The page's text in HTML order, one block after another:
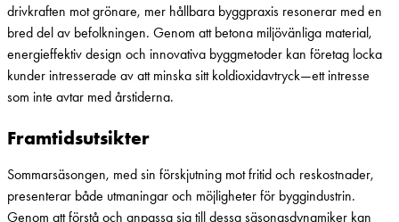
drivkraften mot grönare, mer hållbara byggpraxis resonerar med en
bred del av befolkningen. Genom att betona miljövänliga material,
energieffektiv design och innovativa byggmetoder kan företag locka
kunder intresserade av att minska sitt koldioxidavtryck—ett intresse
som inte avtar med årstiderna.
Framtidsutsikter
Sommarsäsongen, med sin förskjutning mot fritid och reskostnader,
presenterar både utmaningar och möjligheter för byggindustrin.
Genom att förstå och anpassa sig till dessa säsongsdynamiker kan